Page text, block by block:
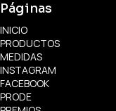
Páginas
INICIO
PRODUCTOS
MEDIDAS
INSTAGRAM
FACEBOOK
PRODE